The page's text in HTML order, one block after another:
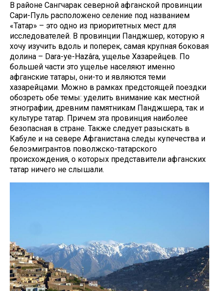
В районе Сангчарак северной афганской провинции
Сари-Пуль расположено селение под названием
«Татар» – это одно из приоритетных мест для
исследователей. В провинции Панджшер, которую я
хочу изучить вдоль и поперек, самая крупная боковая
долина – Dara-ye-Hazâra, ущелье Хазарейцев. По
большей части это ущелье населяют именно
афганские татары, они-то и являются теми
хазарейцами. Можно в рамках предстоящей поездки
обозреть обе темы: уделить внимание как местной
этнографии, древним памятникам Панджшера, так и
культуре татар. Причем эта провинция наиболее
безопасная в стране. Также следует разыскать в
Кабуле и на севере Афганистана следы купечества и
белоэмигрантов поволжско-татарского
происхождения, о которых представители афганских
татар ничего не слышали.